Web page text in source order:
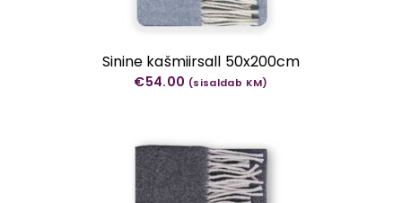
Sinine kašmiirsall 50x200cm
€54.00 (sisaldab KM)